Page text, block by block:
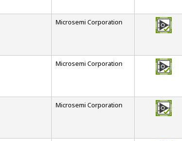
Microsemi Corporation
Microsemi Corporation
Microsemi Corporation